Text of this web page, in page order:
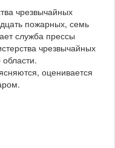
чрезвычайных
пожарных, семь
служба прессы
чрезвычайных
оценивается